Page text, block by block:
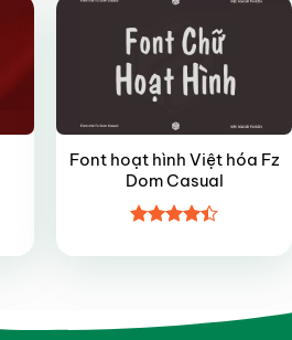
Font hoạt hình Việt hóa Fz
Dom Casual
hạng4.4